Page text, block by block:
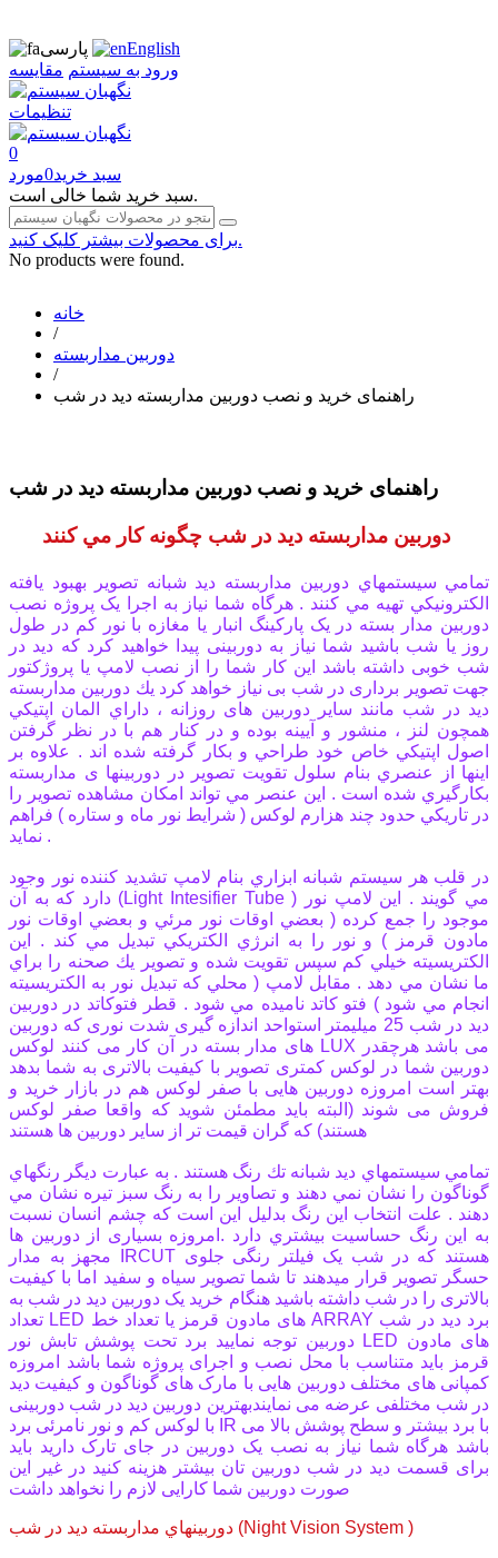
پارسی
English
ورود به سیستم مقایسه
تنظیمات
0
سبد خرید0مورد
سبد خرید شما خالی است.
برای محصولات بیشتر کلیک کنید.
No products were found.
خانه
/
دوربین مداربسته
/
راهنمای خرید و نصب دوربین مداربسته ديد در شب
راهنمای خرید و نصب دوربین مداربسته ديد در شب
تمامي سيستمهاي دوربین مداربسته ديد شبانه تصوير بهبود يافته
الكترونيكي تهيه مي كنند . هرگاه شما نیاز به اجرا یک پروژه نصب
دوربین مدار بسته در یک پارکینگ انبار یا مغازه با نور کم در طول
روز یا شب باشید شما نیاز به دوربینی پیدا خواهید کرد که دید در
شب خوبی داشته باشد این کار شما را از نصب لامپ یا پروژکتور
جهت تصویر برداری در شب بی نیاز خواهد کرد يك دوربین مداربسته
ديد در شب مانند ساير دوربین های روزانه ، داراي المان اپتيكي
همچون لنز ، منشور و آيينه بوده و در كنار هم با در نظر گرفتن
اصول اپتيكي خاص خود طراحي و بكار گرفته شده اند . علاوه بر
اينها از عنصري بنام سلول تقويت تصوير در دوربينها ی مداربسته
بكارگيري شده است . اين عنصر مي تواند امكان مشاهده تصوير را
در تاريكي حدود چند هزارم لوكس ( شرايط نور ماه و ستاره ) فراهم
نمايد .
در قلب هر سيستم شبانه ابزاري بنام لامپ تشديد كننده نور وجود
دارد كه به آن (Light Intesifier Tube ) مي گويند . اين لامپ نور
موجود را جمع كرده ( بعضي اوقات نور مرئي و بعضي اوقات نور
مادون قرمز ) و نور را به انرژي الكتريكي تبديل مي كند . اين
الكتريسيته خيلي كم سپس تقويت شده و تصوير يك صحنه را براي
ما نشان مي دهد . مقابل لامپ ( محلي كه تبديل نور به الكتريسيته
انجام مي شود ) فتو كاتد ناميده مي شود . قطر فتوكاتد در دوربين
ديد در شب 25 ميليمتر است
واحد اندازه گیری شدت نوری که دوربین
های مدار بسته در آن کار می کنند لوکس LUX می باشد هرچقدر
دوربین شما در لوکس کمتری تصویر با کیفیت بالاتری به شما بدهد
بهتر است امروزه دوربین هایی با صفر لوکس هم در بازار خرید و
فروش می شوند (البته باید مطمئن شوید که واقعا صفر لوکس
هستند) که گران قیمت تر از سایر دوربین ها هستند
تمامي سيستمهاي ديد شبانه تك رنگ هستند . به عبارت ديگر رنگهاي
گوناگون را نشان نمي دهند و تصاوير را به رنگ سبز تيره نشان مي
دهند . علت انتخاب اين رنگ بدليل اين است كه چشم انسان نسبت
به اين رنگ حساسيت بيشتري دارد .امروزه بسیاری از دوربین ها
مجهز به مدار IRCUT هستند که در شب یک فیلتر رنگی جلوی
حسگر تصویر قرار میدهند تا شما تصویر سیاه و سفید اما با کیفیت
بالاتری را در شب داشته باشید هنگام خرید یک دوربین دید در شب به
تعداد LED های مادون قرمز یا تعداد خط ARRAY برد دید در شب
دوربین توجه نمایید برد تحت پوشش تابش نور LED های مادون
قرمز باید متناسب با محل نصب و اجرای پروژه شما باشد امروزه
کمپانی های مختلف دوربین هایی با مارک های گوناگون و کیفیت دید
در شب مختلفی عرضه می نمایندبهترین دوربین دید در شب دوربینی
با لوکس کم و نور نامرئی برد IR با برد بیشتر و سطح پوشش بالا می
باشد هرگاه شما نیاز به نصب یک دوربین در جای تارک دارید باید
برای قسمت دید در شب دوربین تان بیشتر هزینه کنید در غیر این
صورت دوربین شما کارایی لازم را نخواهد داشت
دوربينهاي مداربسته ديد در شب (Night Vision System )